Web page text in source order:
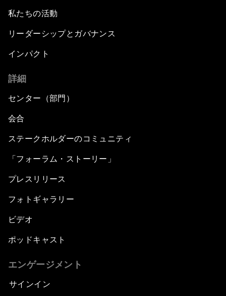
私たちの活動
リーダーシップとガバナンス
インパクト
詳細
センター（部門）
会合
ステークホルダーのコミュニティ
「フォーラム・ストーリー」
プレスリリース
フォトギャラリー
ビデオ
ポッドキャスト
エンゲージメント
サインイン